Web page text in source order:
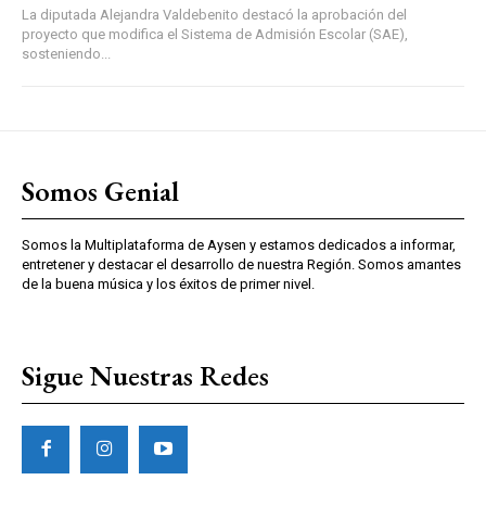
La diputada Alejandra Valdebenito destacó la aprobación del
proyecto que modifica el Sistema de Admisión Escolar (SAE),
sosteniendo...
Somos Genial
Somos la Multiplataforma de Aysen y estamos dedicados a informar,
entretener y destacar el desarrollo de nuestra Región. Somos amantes
de la buena música y los éxitos de primer nivel.
Sigue Nuestras Redes